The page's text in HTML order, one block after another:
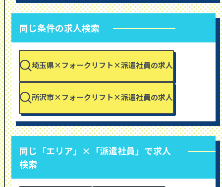
同じ条件の求人検索
埼玉県×フォークリフト×派遣社員の求人
所沢市×フォークリフト×派遣社員の求人
同じ「エリア」×「派遣社員」で求人
検索